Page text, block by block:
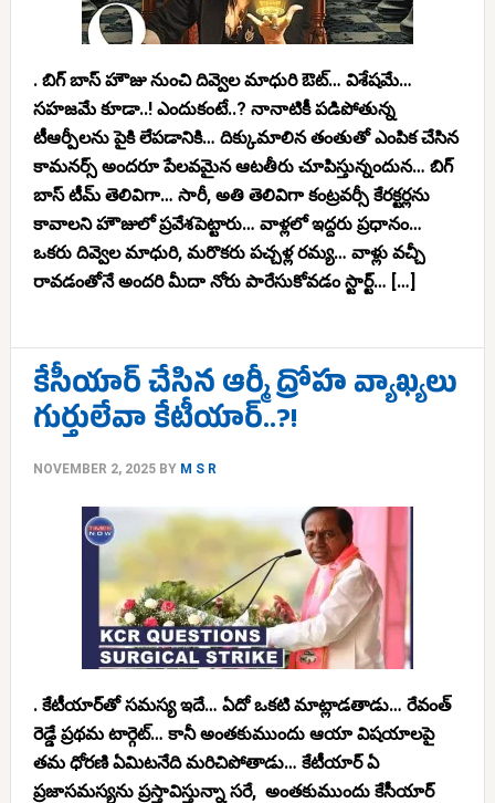
. బిగ్ బాస్ హౌజు నుంచి దివ్వెల మాధురి ఔట్… విశేషమే…
సహజమే కూడా..! ఎందుకంటే..? నానాటికీ పడిపోతున్న
టీఆర్పీలను పైకి లేపడానికి… దిక్కుమాలిన తంతుతో ఎంపిక చేసిన
కామనర్స్ అందరూ పేలవమైన ఆటతీరు చూపిస్తున్నందున… బిగ్
బాస్ టీమ్ తెలివిగా… సారీ, అతి తెలివిగా కంట్రవర్సీ కేరక్టర్లను
కావాలని హౌజులో ప్రవేశపెట్టారు… వాళ్లలో ఇద్దరు ప్రధానం…
ఒకరు దివ్వెల మాధురి, మరొకరు పచ్చళ్ల రమ్య… వాళ్లు వచ్చీ
రావడంతోనే అందరి మీదా నోరు పారేసుకోవడం స్టార్ట్… […]
కేసీయార్ చేసిన ఆర్మీ ద్రోహ వ్యాఖ్యలు
గుర్తులేవా కేటీయార్..?!
NOVEMBER 2, 2025BY M S R
. కేటీయార్‌తో సమస్య ఇదే… ఏదో ఒకటి మాట్లాడతాడు… రేవంత్
రెడ్డే ప్రథమ టార్గెట్… కానీ అంతకుముందు ఆయా విషయాలపై
తమ ధోరణి ఏమిటనేది మరిచిపోతాడు… కేటీయార్ ఏ
ప్రజాసమస్యను ప్రస్తావిస్తున్నా సరే, అంతకుముందు కేసీయార్